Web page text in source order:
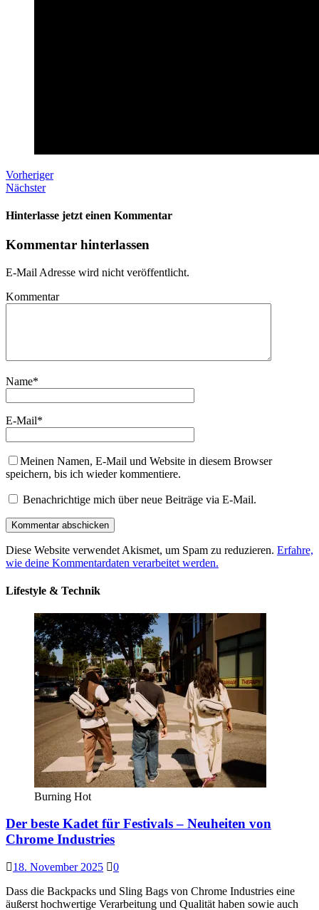
Vorheriger
Nächster
Hinterlasse jetzt einen Kommentar
Kommentar hinterlassen
E-Mail Adresse wird nicht veröffentlicht.
Kommentar
Name*
E-Mail*
Meinen Namen, E-Mail und Website in diesem Browser
speichern, bis ich wieder kommentiere.
Benachrichtige mich über neue Beiträge via E-Mail.
Diese Website verwendet Akismet, um Spam zu reduzieren. Erfahre,
wie deine Kommentardaten verarbeitet werden.
Lifestyle & Technik
Burning Hot
Der beste Kadet für Festivals – Neuheiten von
Chrome Industries
18. November 2025
0
Dass die Backpacks und Sling Bags von Chrome Industries eine
äußerst hochwertige Verarbeitung und Qualität haben sowie auch